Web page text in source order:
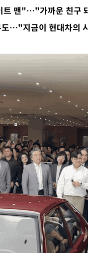
…4%대 급락
시장에 백승주·윤난실
내린 797.44 출발
내린 6478.75 개장
달 연속 사상 최대
도 관측 가능성도
능 3개 산불, 방화선 일부 구축
상 기대속 뉴욕증시 혼조 마
자와 소통하기가 매우 어려
행 항로 합의" 이란 외무부
트 맨"…"가까운 친구
도…"지금이 현대차의